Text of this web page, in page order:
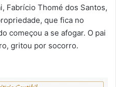
Fabrício Thomé dos Santos,
que fica no
começou a se afogar. O pai
gritou por socorro.